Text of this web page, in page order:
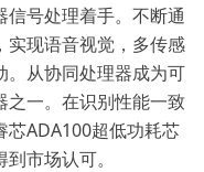
信号处理着手。不断通
实现语音视觉，多传感
。从协同处理器成为可
之一。在识别性能一致
芯ADA100超低功耗芯
市场认可。